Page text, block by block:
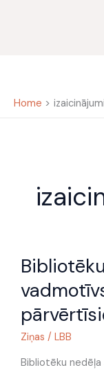
Home izaicinājumi
Ziņas / LBB
Bibliotēku
nedēļas
vadmotīvs
–
Pastāvēs,
kas
pārvērtīsies!